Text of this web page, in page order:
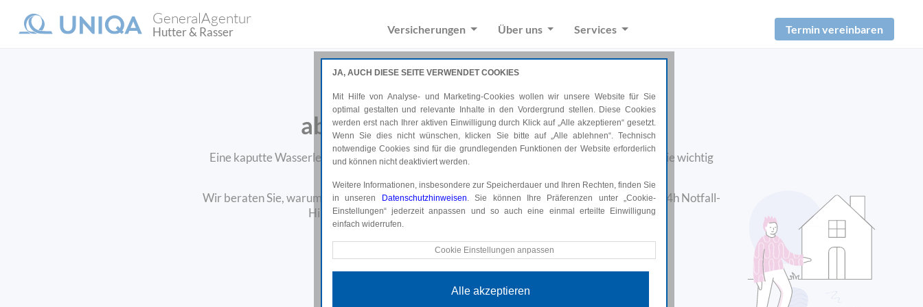
GeneralAgentur
Hutter & Rasser Versicherungen Über uns Services Termin vereinbaren
Zuhause sind Sie sicher –
aber wie sicher ist Ihr zuhause?
Eine kaputte Wasserleitung oder ein Einbruch kann jeden von uns treffen. Dann zeigt sich, wie wichtig
Wir beraten Sie, warum Sie eine Haushalts- oder Eigenheimversicherung brauchen, ob eine 24h Notfall-
Hilfe Sinn macht und welche Deckungen wirklich wichtig sind.
Online abschließen*
JA, AUCH DIESE SEITE VERWENDET COOKIES
Mit Hilfe von Analyse- und Marketing-Cookies wollen wir unsere Website für Sie
optimal gestalten und relevante Inhalte in den Vordergrund stellen. Diese Cookies
werden erst nach Ihrer aktiven Einwilligung durch Klick auf „Alle akzeptieren“ gesetzt.
Wenn Sie dies nicht wünschen, klicken Sie bitte auf „Alle ablehnen“. Technisch
notwendige Cookies sind für die grundlegenden Funktionen der Website erforderlich
und können nicht deaktiviert werden.
Weitere Informationen, insbesondere zur Speicherdauer und Ihren Rechten, finden Sie
in unseren
Datenschutzhinweisen. Sie können Ihre Präferenzen unter „Cookie-
Einstellungen“ jederzeit anpassen und so auch eine einmal erteilte Einwilligung
einfach widerrufen.
Technische CookiesCookie Einstellungen anpassen
Alle akzeptieren